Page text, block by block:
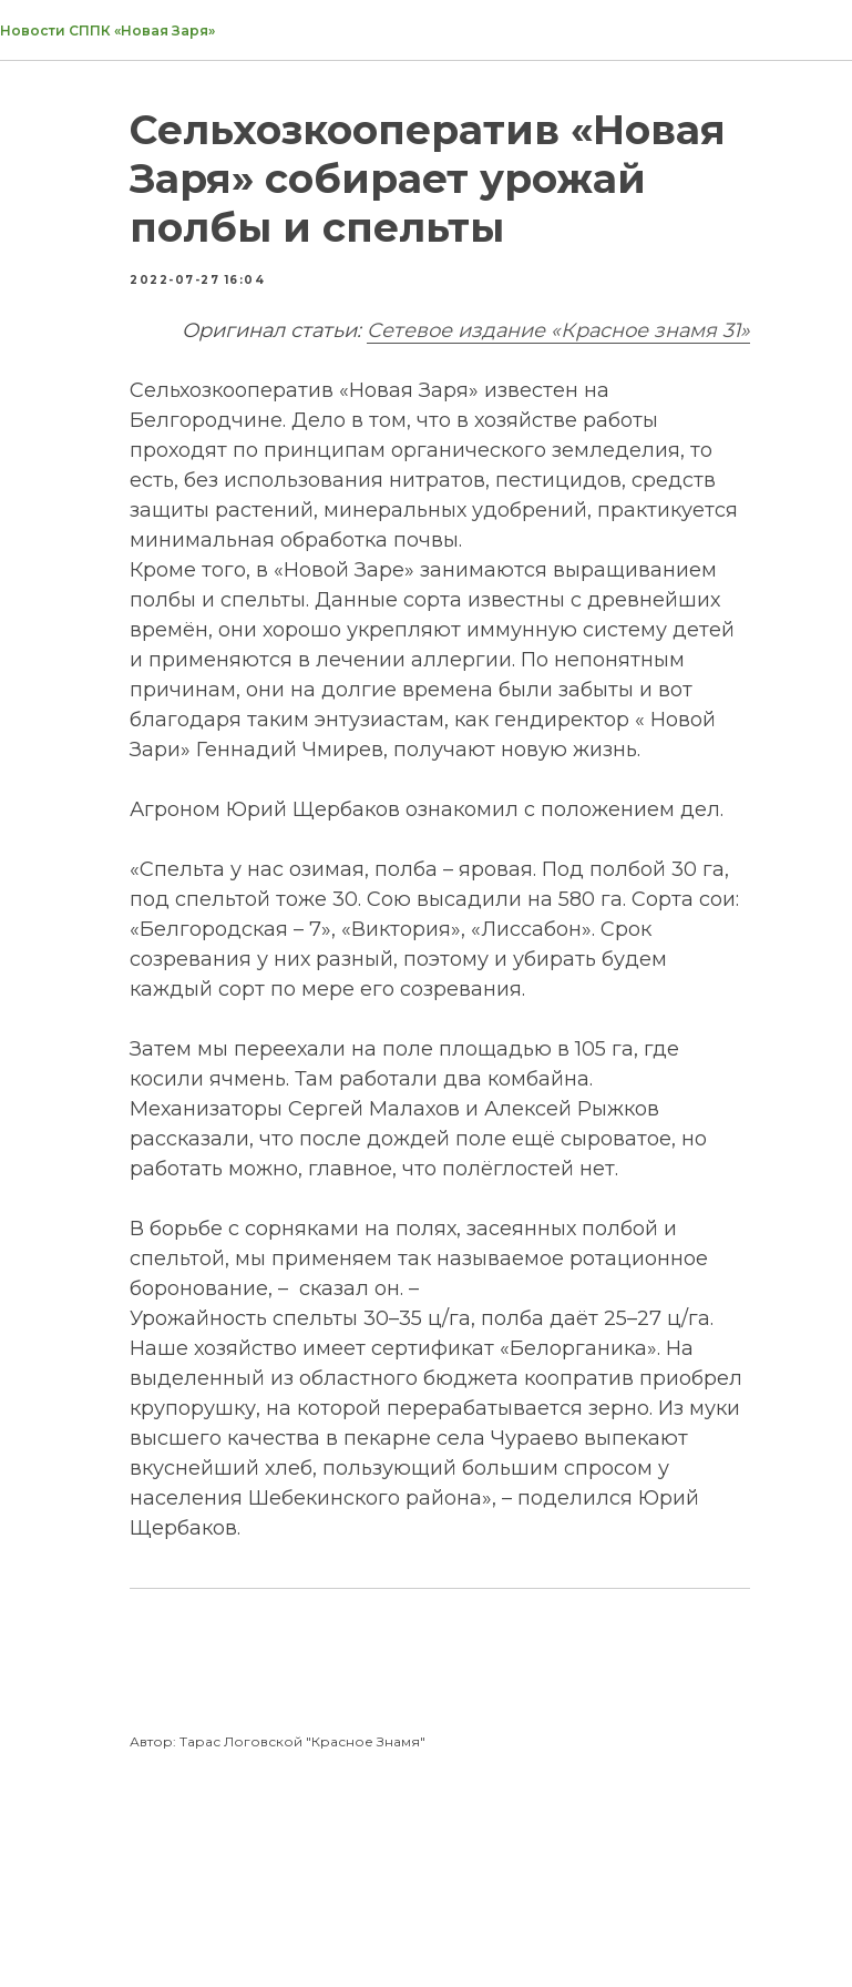
Новости СППК «Новая Заря»
Сельхозкооператив «Новая
Заря» собирает урожай
полбы и спельты
2022-07-27 16:04
Оригинал статьи: Сетевое издание «Красное знамя 31»
Сельхозкооператив «Новая Заря» известен на
Белгородчине. Дело в том, что в хозяйстве работы
проходят по принципам органического земледелия, то
есть, без использования нитратов, пестицидов, средств
защиты растений, минеральных удобрений, практикуется
минимальная обработка почвы.
Кроме того, в «Новой Заре» занимаются выращиванием
полбы и спельты. Данные сорта известны с древнейших
времён, они хорошо укрепляют иммунную систему детей
и применяются в лечении аллергии. По непонятным
причинам, они на долгие времена были забыты и вот
благодаря таким энтузиастам, как гендиректор « Новой
Зари» Геннадий Чмирев, получают новую жизнь.
Агроном Юрий Щербаков ознакомил с положением дел.
«Спельта у нас озимая, полба – яровая. Под полбой 30 га,
под спельтой тоже 30. Сою высадили на 580 га. Сорта сои:
«Белгородская – 7», «Виктория», «Лиссабон». Срок
созревания у них разный, поэтому и убирать будем
каждый сорт по мере его созревания.
Затем мы переехали на поле площадью в 105 га, где
косили ячмень. Там работали два комбайна.
Механизаторы Сергей Малахов и Алексей Рыжков
рассказали, что после дождей поле ещё сыроватое, но
работать можно, главное, что полёглостей нет.
В борьбе с сорняками на полях, засеянных полбой и
спельтой, мы применяем так называемое ротационное
боронование, – сказал он. –
Урожайность спельты 30–35 ц/га, полба даёт 25–27 ц/га.
Наше хозяйство имеет сертификат «Белорганика». На
выделенный из областного бюджета коопратив приобрел
крупорушку, на которой перерабатывается зерно. Из муки
высшего качества в пекарне села Чураево выпекают
вкуснейший хлеб, пользующий большим спросом у
населения Шебекинского района», – поделился Юрий
Щербаков.
Автор: Тарас Логовской "Красное Знамя"